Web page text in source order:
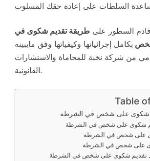
السطور على طريقة تقديم شكوى في
بكامل إجرائياتها وكيفياتها وفق مايبينه
من شركة نخبة للمحاماة والاستشارات
القانونية.
Table
شكوى على شخص في الشرطة
شكوى على شخص في الشرطة
على شخص في الشرطة
على شخص في الشرطة
تقديم شكوى على شخص في الشرطة